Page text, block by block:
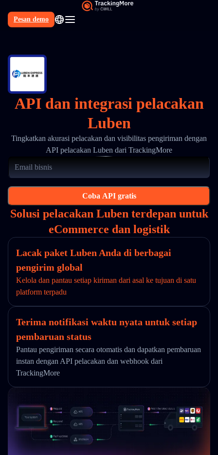
Pesan demo
API dan integrasi pelacakan
Luben
Tingkatkan akurasi pelacakan dan visibilitas pengiriman dengan
API pelacakan Luben dari TrackingMore
Coba API gratis
Solusi pelacakan Luben terdepan untuk
eCommerce dan logistik
Lacak paket Luben Anda di berbagai
pengirim global
Kelola dan pantau setiap kiriman dari asal ke tujuan di satu
platform terpadu
Terima notifikasi waktu nyata untuk setiap
pembaruan status
Pantau pengiriman secara otomatis dan dapatkan pembaruan
instan dengan API pelacakan dan webhook dari
TrackingMore